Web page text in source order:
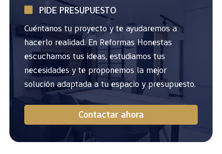
PIDE PRESUPUESTO
Cuéntanos tu proyecto y te ayudaremos a
hacerlo realidad. En Reformas Honestas
escuchamos tus ideas, estudiamos tus
necesidades y te proponemos la mejor
solución adaptada a tu espacio y presupuesto.
Contactar ahora